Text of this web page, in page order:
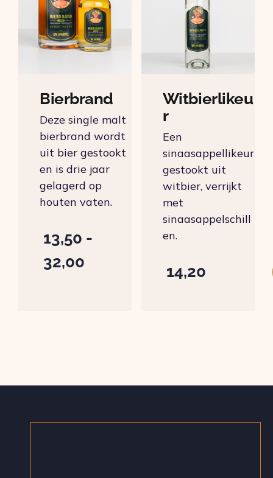
Bierbrand
Deze single malt
bierbrand wordt
uit bier gestookt
en is drie jaar
gelagerd op
houten vaten.
13,50 -
32,00
Witbierlikeu
r
Een
sinaasappellikeur
gestookt uit
witbier, verrijkt
met
sinaasappelschill
en.
14,20